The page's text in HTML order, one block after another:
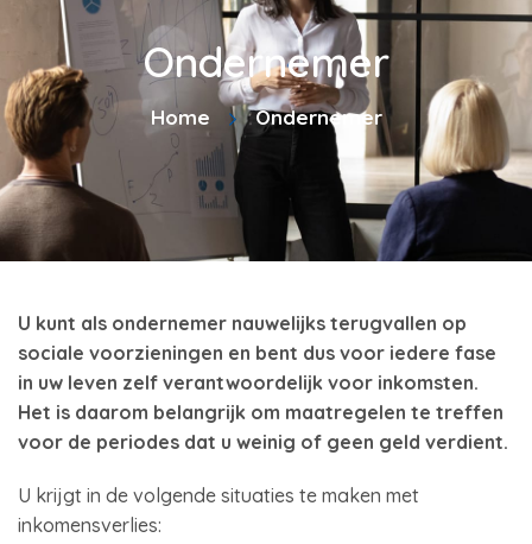
Ondernemer
Home Ondernemer
U kunt als ondernemer nauwelijks terugvallen op
sociale voorzieningen en bent dus voor iedere fase
in uw leven zelf verantwoordelijk voor inkomsten.
Het is daarom belangrijk om maatregelen te treffen
voor de periodes dat u weinig of geen geld verdient.
U krijgt in de volgende situaties te maken met
inkomensverlies: